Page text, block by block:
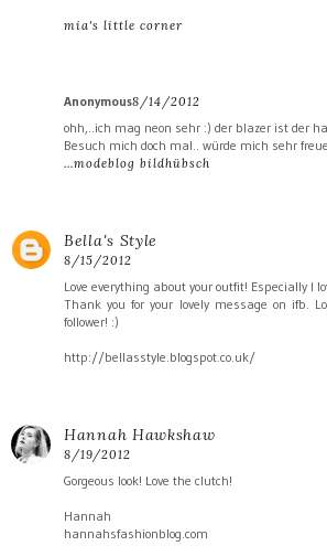
mia's little corner
Anonymous8/14/2012
ohh,..ich mag neon sehr :) der blazer ist der
Besuch mich doch mal.. würde mich sehr
…modeblog bildhübsch
Bella's Style
8/15/2012
Love everything about your outfit! Especially I
Thank you for your lovely message on ifb.
follower! :)
http://bellasstyle.blogspot.co.uk/
Hannah Hawkshaw
8/19/2012
Gorgeous look! Love the clutch!
Hannah
hannahsfashionblog.com